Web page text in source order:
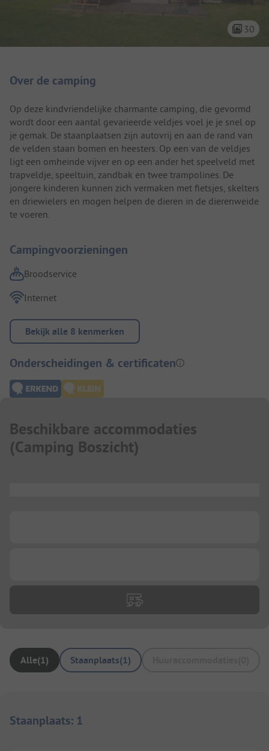
30
Over de camping
Op deze kindvriendelijke charmante camping, die gevormd
wordt door een aantal gevarieerde veldjes voel je je snel op
je gemak. De staanplaatsen zijn autovrij en aan de rand van
de velden staan bomen en heesters. Op een van de veldjes
ligt een omheinde vijver en op een ander het speelveld met
trapveldje, speeltuin, zandbak en twee trampolines. De
jongere kinderen kunnen zich vermaken met fietsjes, skelters
en driewielers en mogen helpen de dieren in de dierenweide
te voeren.
Campingvoorzieningen
Broodservice
Internet
Bekijk alle 8 kenmerken
Onderscheidingen & certificaten
Beschikbare accommodaties
(Camping Boszicht)
Alle(1) Staanplaats(1)
Staanplaats: 1